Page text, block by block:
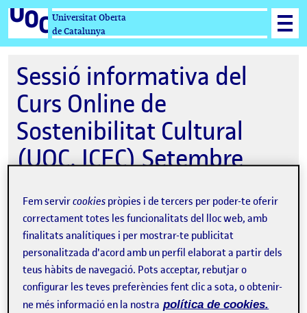
Universitat Oberta
de Catalunya
Sessió informativa del
Curs Online de
Sostenibilitat Cultural
(UOC, ICEC) Setembre
09-09-2025 18:00
Online
Organitzat perEstudis d'Arts i Humanitats
Fem servircookies pròpies i de tercers per poder-te oferir
correctament totes les funcionalitats del lloc web, amb
finalitats analítiques i per mostrar-te publicitat
personalitzada d'acord amb un perfil elaborat a partir dels
teus hàbits de navegació. Pots acceptar, rebutjar o
configurar les teves preferències fent clic a sota, o obtenir-
ne més informació en la nostra política de cookies.